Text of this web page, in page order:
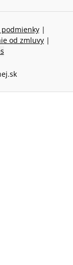
podmienky |
od zmluvy |